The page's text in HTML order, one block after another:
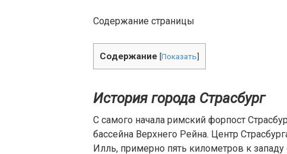
Содержание страницы
Содержание [Показать]
История города Страсбург
С самого начала римский форпост
бассейна Верхнего Рейна. Центр
Илль, примерно пять километров к